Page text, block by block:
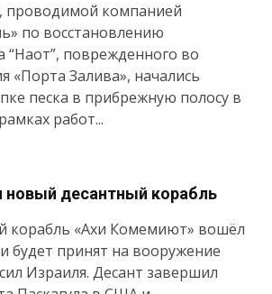
проводимой компанией
по восстановлению
“Наот”, поврежденного во
«Порта Залива», начались
песка в прибрежную полосу в
работ...
десантный корабль
корабль «Ахи Комемиют» вошёл
будет принят на вооружение
Израиля. Десант завершил